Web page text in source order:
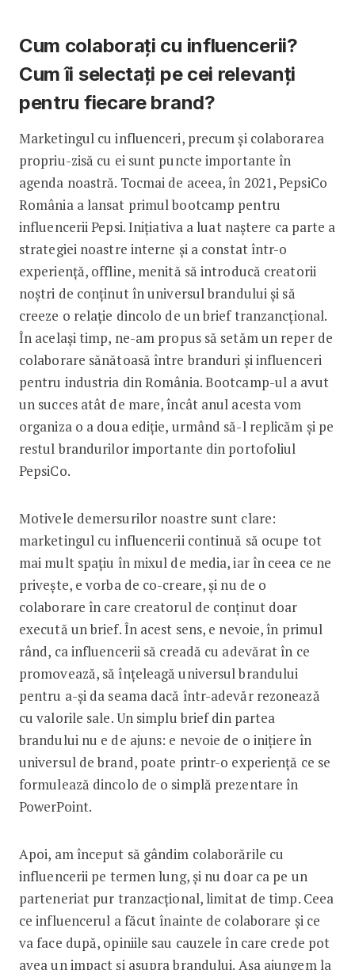
Cum colaborați cu influencerii?
Cum îi selectați pe cei relevanți
pentru ­fiecare brand?
Marketingul cu influenceri, precum și colaborarea
propriu-zisă cu ei sunt puncte importante în
agenda noastră. Tocmai de aceea, în 2021, PepsiCo
România a lansat primul bootcamp pentru
influencerii Pepsi. Inițiativa a luat naștere ca parte a
strategiei noastre interne și a constat într-o
experiență, offline, menită să introducă creatorii
noștri de conținut în universul brandului și să
creeze o relație dincolo de un brief tranzancțional.
În același timp, ne-am propus să setăm un reper de
colaborare sănătoasă între branduri și influenceri
pentru industria din România. Bootcamp-ul a avut
un succes atât de mare, încât anul acesta vom
organiza o a doua ediție, urmând să-l replicăm și pe
restul brandurilor importante din portofoliul
PepsiCo.
Motivele demersurilor noastre sunt clare:
marketingul cu influencerii continuă să ocupe tot
mai mult spațiu în mixul de media, iar în ceea ce ne
privește, e vorba de co-creare, și nu de o
colaborare în care creatorul de conținut doar
execută un brief. În acest sens, e nevoie, în primul
rând, ca influencerii să creadă cu adevărat în ce
promovează, să înțeleagă universul brandului
pentru a-și da seama dacă într-adevăr rezonează
cu valorile sale. Un simplu brief din partea
brandului nu e de ajuns: e nevoie de o inițiere în
universul de brand, poate printr-o experiență ce se
formulează dincolo de o simplă prezentare în
PowerPoint.
Apoi, am început să gândim colabo­rările cu
influencerii pe termen lung, și nu doar ca pe un
parteneriat pur tranzacțional, limitat de timp. Ceea
ce influencerul a făcut înainte de colaborare și ce
va face după, opiniile sau cauzele în care crede pot
avea un impact și asupra brandului. Așa ajungem la